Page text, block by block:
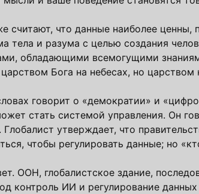
считают, что данные наиболее
тела и разума с целью создания
обладающими всемогущими
Бога на небесах, но царством
говорит о «демократии» и
стать системой управления. Он
утверждает, что
чтобы регулировать данные; но
ООН, глобалистское здание,
контроль ИИ и регулирование данных